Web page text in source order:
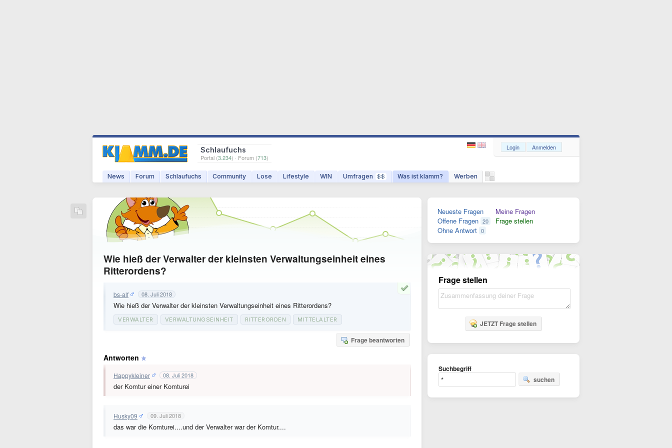
Schlaufuchs
Portal (3.234) · Forum (713)
News Forum Schlaufuchs Community Lose Lifestyle WIN Umfragen $$ Was ist klamm? Werben
Login Anmelden
Wie hieß der Verwalter der kleinsten Verwaltungseinheit eines
Ritterordens?
bs-alf 08. Juli 2018
Wie hieß der Verwalter der kleinsten Verwaltungseinheit eines Ritterordens?
VERWALTER VERWALTUNGSEINHEIT RITTERORDEN MITTELALTER
Frage beantworten
Antworten
Happykleiner 08. Juli 2018
der Komtur einer Komturei
Husky09 09. Juli 2018
das war die Komturei....und der Verwalter war der Komtur....
Neueste Fragen
Offene Fragen 20
Ohne Antwort 0
Meine Fragen
Frage stellen
Frage stellen
JETZT Frage stellen
Suchbegriff
suchen